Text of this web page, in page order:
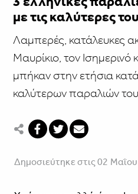
με τις καλύτερες
Λαμπερές, κατάλευκες
Μαυρίκιο, τον Ισημερινό
μπήκαν στην ετήσια
καλύτερων παραλιών
Δημοσιεύτηκε στις 02